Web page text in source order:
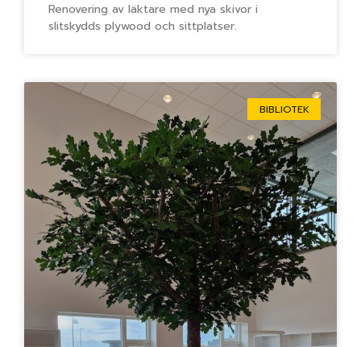
Renovering av läktare med nya skivor i
slitskydds plywood och sittplatser.
BIBLIOTEK